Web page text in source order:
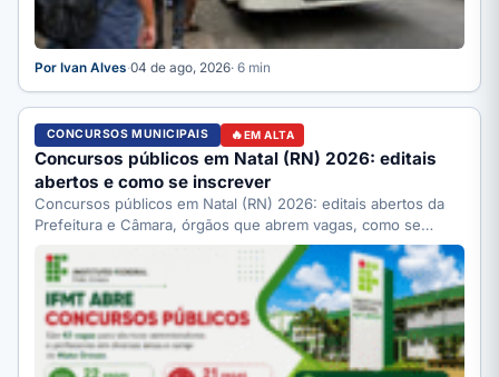
Por Ivan Alves·04 de ago, 2026· 6 min
CONCURSOS MUNICIPAIS EM ALTA
Concursos públicos em Natal (RN) 2026: editais
abertos e como se inscrever
Concursos públicos em Natal (RN) 2026: editais abertos da
Prefeitura e Câmara, órgãos que abrem vagas, como se…